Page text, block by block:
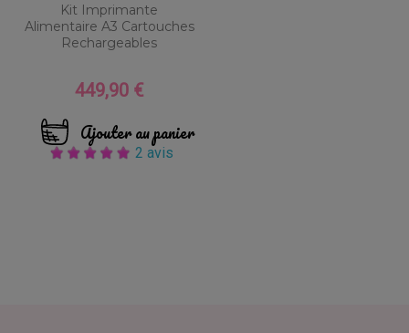
Kit Imprimante
Alimentaire A3 Cartouches
Rechargeables
Prix
449,90 €
Ajouter au panier
2 avis